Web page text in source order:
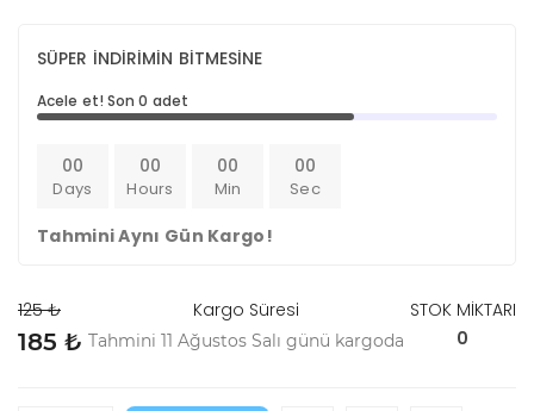
SÜPER İNDİRİMİN BİTMESİNE
Acele et! Son 0 adet
00
Days
00
Hours
00
Min
00
Sec
Tahmini Aynı Gün Kargo!
125 ₺
185 ₺
Kargo Süresi
Tahmini 11 Ağustos Salı günü kargoda
STOK MİKTARI
0